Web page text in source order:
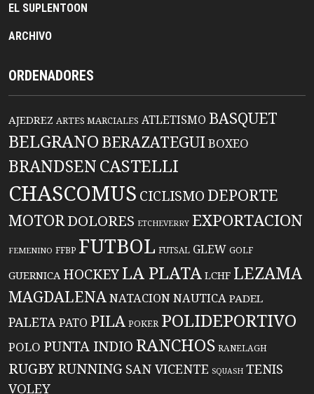
EL SUPLENTOON
ARCHIVO
ORDENADORES
AJEDREZ ARTES MARCIALES ATLETISMO BASQUET
BELGRANO BERAZATEGUIBOXEO
BRANDSENCASTELLI
CHASCOMUS CICLISMO DEPORTE
MOTORDOLORES ETCHEVERRY EXPORTACION
FEMENINO FFBP FUTBOL FUTSAL GLEW GOLF
GUERNICA HOCKEYLA PLATA LCHF LEZAMA
MAGDALENANATACIONNAUTICA PADEL
PALETA PATO PILA POKER POLIDEPORTIVO
POLO PUNTA INDIO RANCHOS RANELAGH
RUGBYRUNNING SAN VICENTE SQUASH TENIS
VOLEY